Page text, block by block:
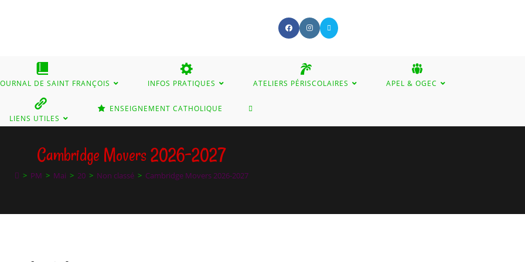
DE SAINT FRANÇOIS INFOS PRATIQUES ATELIERS PÉRISCOLAIRES APEL & OGEC
LIENS UTILES
ENSEIGNEMENT CATHOLIQUE TOGGLE
Cambridge Movers 2026-2027
> PM > Mai > 20 > Non classé > Cambridge Movers 2026-2027